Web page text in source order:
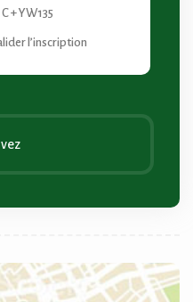
+ YW135
l’inscription